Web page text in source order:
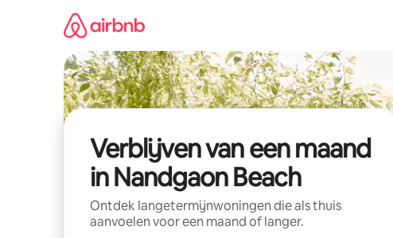
Verblijven van een maand
in Nandgaon Beach
Ontdek langetermijnwoningen die als thuis
aanvoelen voor een maand of langer.